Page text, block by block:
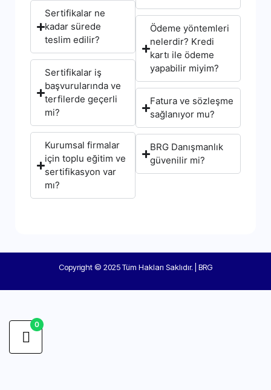
Sertifikalar ne
kadar sürede
teslim edilir?
Sertifikalar iş
başvurularında ve
terfilerde geçerli
mi?
Kurumsal firmalar
için toplu eğitim ve
sertifikasyon var
mı?
Ödeme yöntemleri
nelerdir? Kredi
kartı ile ödeme
yapabilir miyim?
Fatura ve sözleşme
sağlanıyor mu?
BRG Danışmanlık
güvenilir mi?
Copyright © 2025 Tüm Hakları Saklıdır. | BRG
0